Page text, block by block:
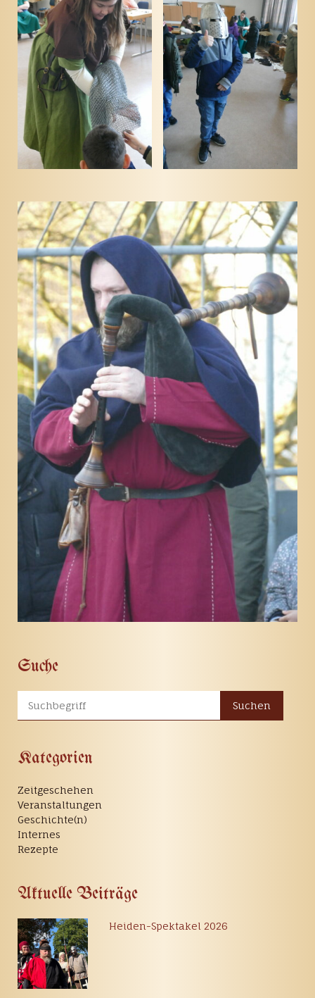
Suche
Suchen
Kategorien
Zeitgeschehen
Veranstaltungen
Geschichte(n)
Internes
Rezepte
Aktuelle Beiträge
Heiden-Spektakel 2026